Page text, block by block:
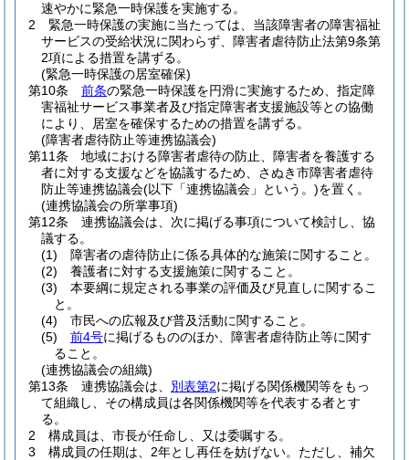
速やかに緊急一時保護を実施する。
2
緊急一時保護の実施に当たっては、当該障害者の障害福祉
サービスの受給状況に関わらず、障害者虐待防止法第9条第
2項による措置を講ずる。
(緊急一時保護の居室確保)
第10条
前条の緊急一時保護を円滑に実施するため、指定障
害福祉サービス事業者及び指定障害者支援施設等との協働
により、居室を確保するための措置を講ずる。
(障害者虐待防止等連携協議会)
第11条
地域における障害者虐待の防止、障害者を養護する
者に対する支援などを協議するため、さぬき市障害者虐待
防止等連携協議会(以下「連携協議会」という。)を置く。
(連携協議会の所掌事項)
第12条
連携協議会は、次に掲げる事項について検討し、協
議する。
(1)
障害者の虐待防止に係る具体的な施策に関すること。
(2)
養護者に対する支援施策に関すること。
(3)
本要綱に規定される事業の評価及び見直しに関するこ
と。
(4)
市民への広報及び普及活動に関すること。
(5)
前4号に掲げるもののほか、障害者虐待防止等に関す
ること。
(連携協議会の組織)
第13条
連携協議会は、 別表第2に掲げる関係機関等をもっ
て組織し、その構成員は各関係機関等を代表する者とす
る。
2
構成員は、市長が任命し、又は委嘱する。
3
構成員の任期は、2年とし再任を妨げない。 ただし、補欠